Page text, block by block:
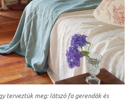
terveztük meg: látszó fa gerendák és